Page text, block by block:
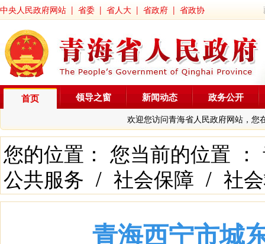
中央人民政府网站 | 省委 | 省人大 | 省政府 | 省政协
首页
欢迎您访问青海省人民政府网站，您
领导之窗 新闻动态 政务公开
您的位置： 您当前的位置 ：
公共服务 / 社会保障 / 社
青海西宁市城